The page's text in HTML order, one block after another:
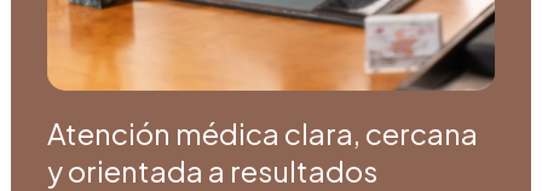
Atención médica clara, cercana
y orientada a resultados